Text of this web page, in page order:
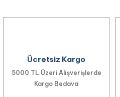
Ücretsiz Kargo
5000 TL Üzeri Alışverişlerde
Kargo Bedava